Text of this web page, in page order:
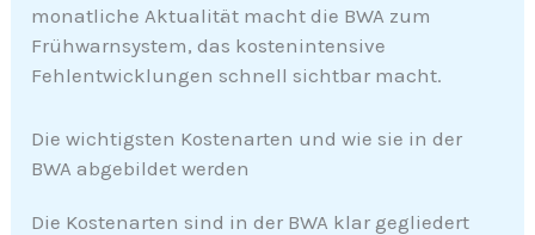
monatliche Aktualität macht die BWA zum
Frühwarnsystem, das kostenintensive
Fehlentwicklungen schnell sichtbar macht.
Die wichtigsten Kostenarten und wie sie in der
BWA abgebildet werden
Die Kostenarten sind in der BWA klar gegliedert